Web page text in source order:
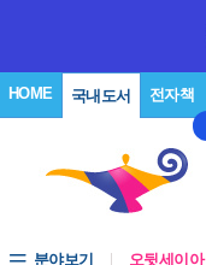
HOME 국내도서 전자책
분야보기 오뒷세이아